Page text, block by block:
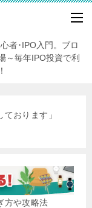
者･IPO入門。ブロ
～毎年IPO投資で利
おります」
方や攻略法